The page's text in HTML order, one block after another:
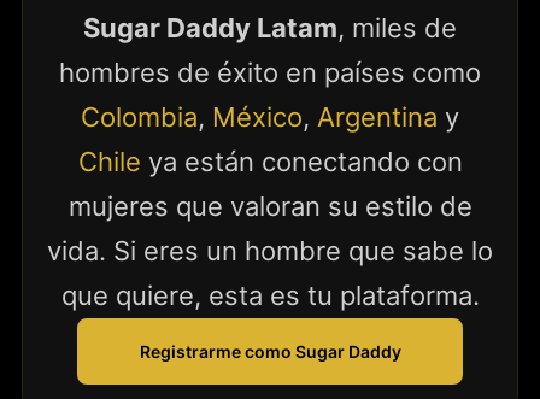
Sugar Daddy Latam, miles de
hombres de éxito en países como
Colombia, México, Argentina y
Chile ya están conectando con
mujeres que valoran su estilo de
vida. Si eres un hombre que sabe lo
que quiere, esta es tu plataforma.
Registrarme como Sugar Daddy